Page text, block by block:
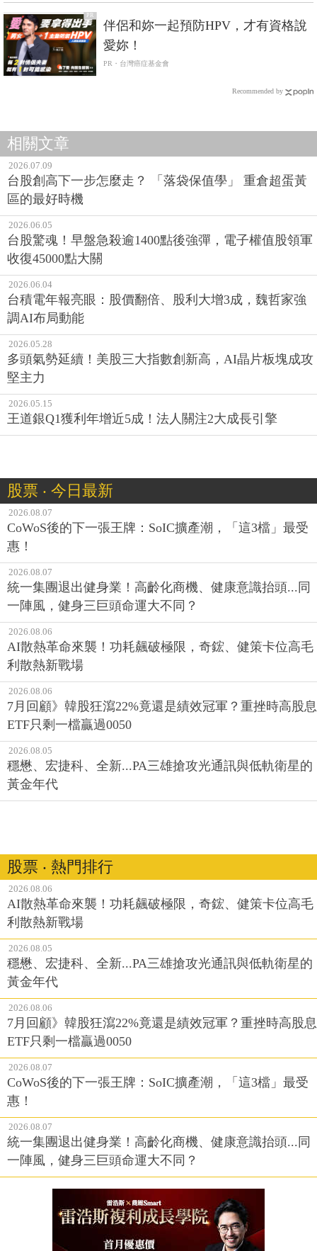
PR
伴侶和妳一起預防HPV，才有資格說
愛妳！
PR・台灣癌症基金會
Recommended by
相關文章
2026.07.09
台股創高下一步怎麼走？ 「落袋保值學」 重倉超蛋黃
區的最好時機
2026.06.05
台股驚魂！早盤急殺逾1400點後強彈，電子權值股領軍
收復45000點大關
2026.06.04
台積電年報亮眼：股價翻倍、股利大增3成，魏哲家強
調AI布局動能
2026.05.28
多頭氣勢延續！美股三大指數創新高，AI晶片板塊成攻
堅主力
2026.05.15
王道銀Q1獲利年增近5成！法人關注2大成長引擎
股票 ‧ 今日最新
2026.08.07
CoWoS後的下一張王牌：SoIC擴產潮，「這3檔」最受
惠！
2026.08.07
統一集團退出健身業！高齡化商機、健康意識抬頭...同
一陣風，健身三巨頭命運大不同？
2026.08.06
AI散熱革命來襲！功耗飆破極限，奇鋐、健策卡位高毛
利散熱新戰場
2026.08.06
7月回顧》韓股狂瀉22%竟還是績效冠軍？重挫時高股息
ETF只剩一檔贏過0050
2026.08.05
穩懋、宏捷科、全新...PA三雄搶攻光通訊與低軌衛星的
黃金年代
股票 ‧ 熱門排行
2026.08.06
AI散熱革命來襲！功耗飆破極限，奇鋐、健策卡位高毛
利散熱新戰場
2026.08.05
穩懋、宏捷科、全新...PA三雄搶攻光通訊與低軌衛星的
黃金年代
2026.08.06
7月回顧》韓股狂瀉22%竟還是績效冠軍？重挫時高股息
ETF只剩一檔贏過0050
2026.08.07
CoWoS後的下一張王牌：SoIC擴產潮，「這3檔」最受
惠！
2026.08.07
統一集團退出健身業！高齡化商機、健康意識抬頭...同
一陣風，健身三巨頭命運大不同？